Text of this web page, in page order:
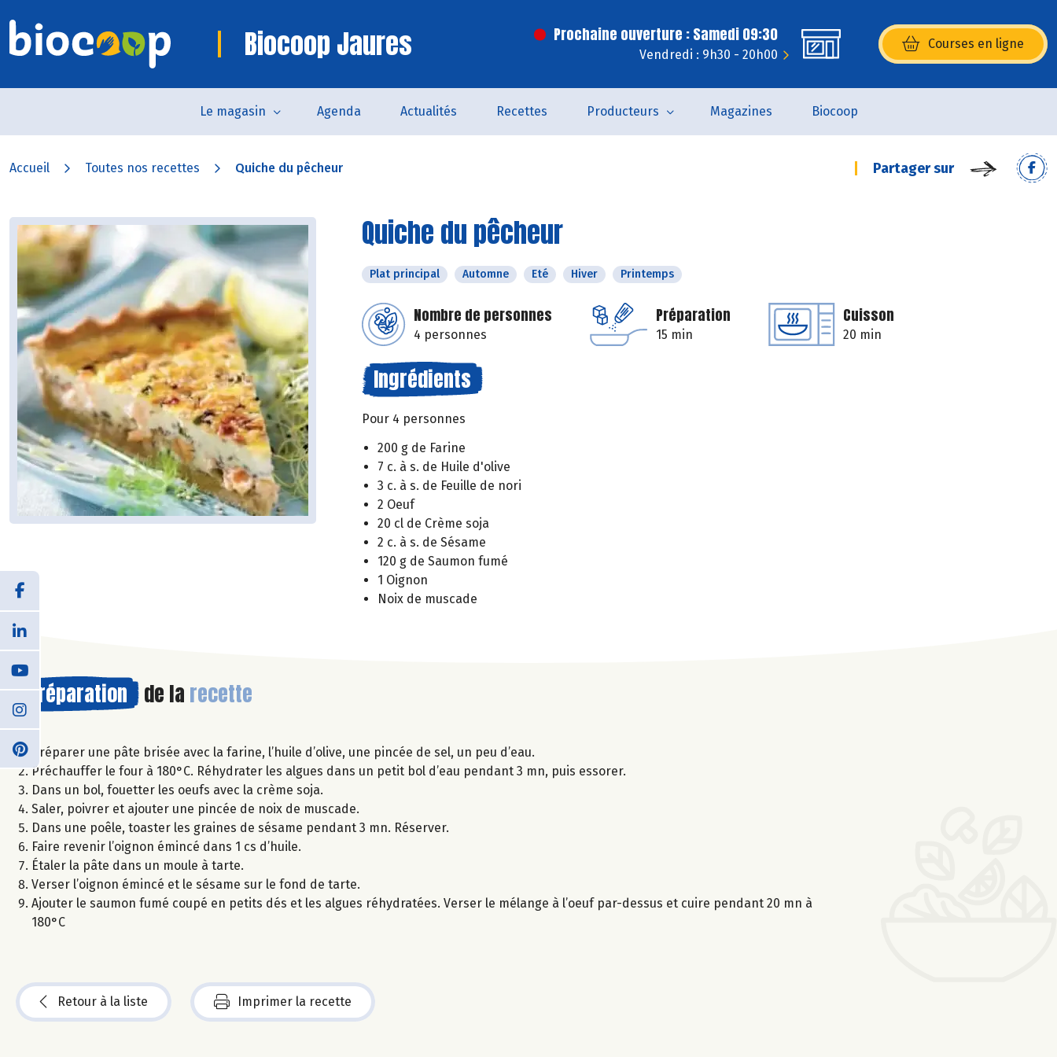
Biocoop Jaures Prochaine ouverture : Samedi 09:30
Vendredi : 9h30 - 20h00
Courses en ligne
(s’ouvre dans une nouvelle
Le magasin Agenda Actualités Recettes Producteurs Magazines Biocoop
Accueil Toutes nos recettes Quiche du pêcheur Partager sur
Quiche du pêcheur
Plat principal Automne Eté Hiver Printemps
Nombre de personnes
4 personnes
Préparation
15 min
Cuisson
20 min
Ingrédients
Pour 4 personnes
200 g de Farine
7 c. à s. de Huile d'olive
3 c. à s. de Feuille de nori
2 Oeuf
20 cl de Crème soja
2 c. à s. de Sésame
120 g de Saumon fumé
1 Oignon
Noix de muscade
Préparation de la recette
Préparer une pâte brisée avec la farine, l’huile d’olive, une pincée de sel, un peu d’eau.
Préchauffer le four à 180°C. Réhydrater les algues dans un petit bol d’eau pendant 3 mn, puis essorer.
Dans un bol, fouetter les oeufs avec la crème soja.
Saler, poivrer et ajouter une pincée de noix de muscade.
Dans une poêle, toaster les graines de sésame pendant 3 mn. Réserver.
Faire revenir l’oignon émincé dans 1 cs d’huile.
Étaler la pâte dans un moule à tarte.
Verser l’oignon émincé et le sésame sur le fond de tarte.
Ajouter le saumon fumé coupé en petits dés et les algues réhydratées. Verser le mélange à l’oeuf par-dessus et cuire pendant 20 mn à
180°C
Retour à la liste Imprimer la recette